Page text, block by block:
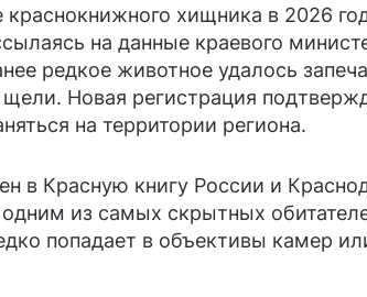
хищника в 2026
на данные краевого
редкое животное удалось
Новая регистрация
на территории региона.
в Красную книгу России и
из самых скрытных
попадает в объективы камер